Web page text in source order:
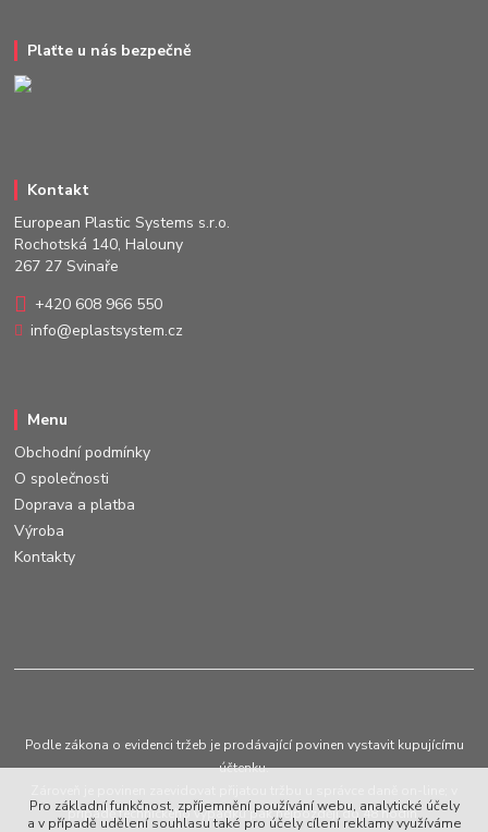
Plaťte u nás bezpečně
Kontakt
European Plastic Systems s.r.o.
Rochotská 140, Halouny
267 27 Svinaře
+420 608 966 550
info@eplastsystem.cz
Menu
Obchodní podmínky
O společnosti
Doprava a platba
Výroba
Kontakty
Podle zákona o evidenci tržeb je prodávající povinen vystavit kupujícímu
účtenku.
případě technického výpadku pak nejpozději do 48 hodin.
Pro základní funkčnost, zpříjemnění používání webu, analytické účely
a v případě udělení souhlasu také pro účely cílení reklamy využíváme